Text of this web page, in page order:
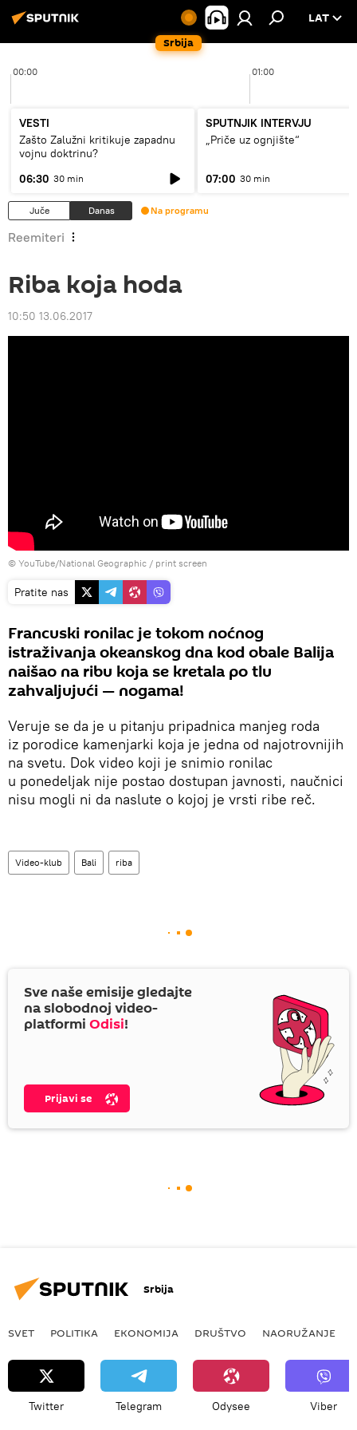
Srbija
LAT
00:00 01:00
VESTI
Zašto Zalužni kritikuje zapadnu
vojnu doktrinu?
06:30 30 min
SPUTNJIK INTERVJU
„Priče uz ognjište“
07:00 30 min
Juče Danas Na programu
Reemiteri
Riba koja hoda
10:50 13.06.2017
© YouTube/National Geographic / print screen
Pratite nas
Francuski ronilac je tokom noćnog
istraživanja okeanskog dna kod obale Balija
naišao na ribu koja se kretala po tlu
zahvaljujući — nogama!
Veruje se da je u pitanju pripadnica manjeg roda
iz porodice kamenjarki koja je jedna od najotrovnijih
na svetu. Dok video koji je snimio ronilac
u ponedeljak nije postao dostupan javnosti, naučnici
nisu mogli ni da naslute o kojoj je vrsti ribe reč.
Video-klub Bali riba
Sve naše emisije gledajte
na slobodnoj video-
platformi Odisi!
Prijavi se
Srbija
SVET POLITIKA EKONOMIJA DRUŠTVO NAORUŽANJE
Twitter Telegram Odysee Viber